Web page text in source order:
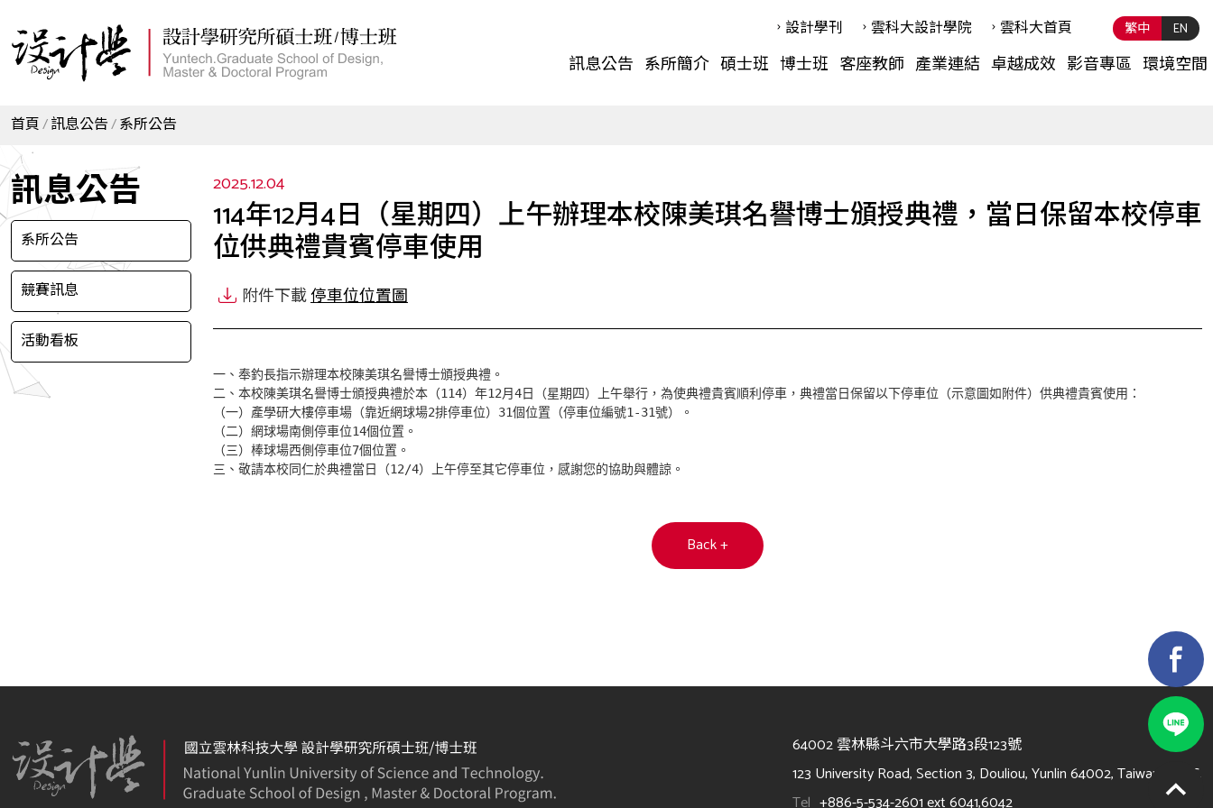
繁中 EN
訊息公告 系所簡介 碩士班 博士班 客座教師 產業連結 卓越成效 影音專區 環境空間
設計學刊 雲科⼤設計學院 雲科⼤首頁
首頁 訊息公告 系所公告
訊息公告
系所公告
競賽訊息
活動看板
2025.12.04
114年12月4日（星期四）上午辦理本校陳美琪名譽博士頒授典禮，當日保留本校停車
位供典禮貴賓停車使用
附件下載停車位位置圖
一、奉釣長指示辦理本校陳美琪名譽博士頒授典禮。
二、本校陳美琪名譽博士頒授典禮於本（114）年12月4日（星期四）上午舉行，為使典禮貴賓順利停車，典禮當日保留以下停車位（示意圖如附件）供典禮貴賓使用：
（一）產學研大樓停車場（靠近網球場2排停車位）31個位置（停車位編號1-31號）。
（二）網球場南側停車位14個位置。
（三）棒球場西側停車位7個位置。
三、敬請本校同仁於典禮當日（12/4）上午停至其它停車位，感謝您的協助與體諒。
Back +
64002 雲林縣斗六市大學路3段123號
123 University Road, Section 3, Douliou, Yunlin 64002, Taiwan, R.O.C.
Tel +886-5-534-2601 ext 6041,6042